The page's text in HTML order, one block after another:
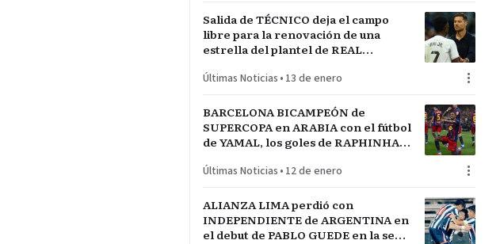
Salida de TÉCNICO deja el campo
libre para la renovación de una
estrella del plantel de REAL
Últimas Noticias • 13 de enero
BARCELONA BICAMPEÓN de
SUPERCOPA en ARABIA con el fútbol
de YAMAL, los goles de RAPHINHA y
Últimas Noticias • 12 de enero
ALIANZA LIMA perdió con
INDEPENDIENTE de ARGENTINA en
el debut de PABLO GUEDE en la serie